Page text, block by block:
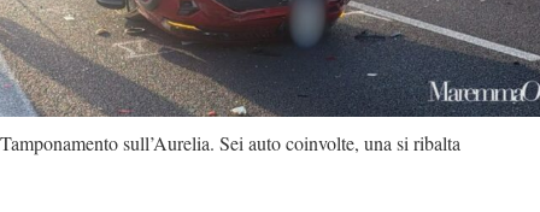
Tamponamento sull’Aurelia. Sei auto coinvolte, una si ribalta